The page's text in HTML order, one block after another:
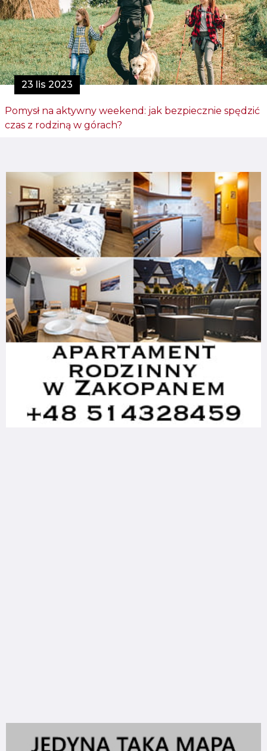
23 lis 2023
Pomysł na aktywny weekend: jak bezpiecznie spędzić
czas z rodziną w górach?